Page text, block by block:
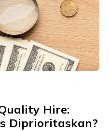
Hire:
Diprioritaskan?